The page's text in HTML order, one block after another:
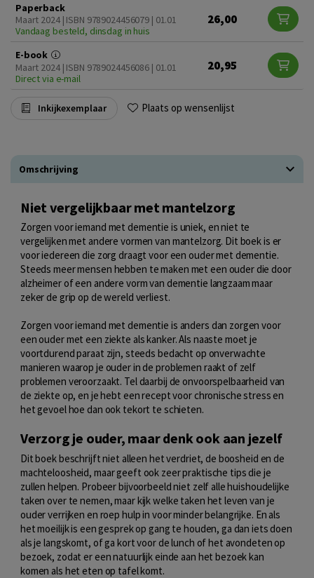
Paperback
Maart 2024 | ISBN 9789024456079 | 01.01
Vandaag besteld, dinsdag in huis
26,00
E-book
Maart 2024 | ISBN 9789024456086 | 01.01
Direct via e-mail
20,95
Inkijkexemplaar Plaats op wensenlijst
Omschrijving
Niet vergelijkbaar met mantelzorg
Zorgen voor iemand met dementie is uniek, en niet te
vergelijken met andere vormen van mantelzorg. Dit boek is er
voor iedereen die zorg draagt voor een ouder met dementie.
Steeds meer mensen hebben te maken met een ouder die door
alzheimer of een andere vorm van dementie langzaam maar
zeker de grip op de wereld verliest.
Zorgen voor iemand met dementie is anders dan zorgen voor
een ouder met een ziekte als kanker. Als naaste moet je
voortdurend paraat zijn, steeds bedacht op onverwachte
manieren waarop je ouder in de problemen raakt of zelf
problemen veroorzaakt. Tel daarbij de onvoorspelbaarheid van
de ziekte op, en je hebt een recept voor chronische stress en
het gevoel hoe dan ook tekort te schieten.
Verzorg je ouder, maar denk ook aan jezelf
Dit boek beschrijft niet alleen het verdriet, de boosheid en de
machteloosheid, maar geeft ook zeer praktische tips die je
zullen helpen. Probeer bijvoorbeeld niet zelf alle huishoudelijke
taken over te nemen, maar kijk welke taken het leven van je
ouder verrijken en roep hulp in voor minder belangrijke. En als
het moeilijk is een gesprek op gang te houden, ga dan iets doen
als je langskomt, of ga kort voor de lunch of het avondeten op
bezoek, zodat er een natuurlijk einde aan het bezoek kan
komen als het eten op tafel komt.